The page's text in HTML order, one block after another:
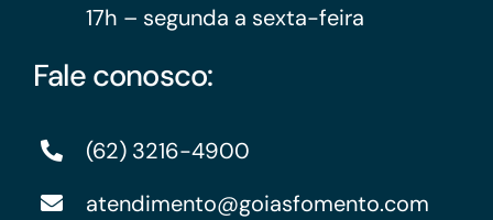
17h – segunda a sexta-feira
Fale conosco:
(62) 3216-4900
atendimento@goiasfomento.com